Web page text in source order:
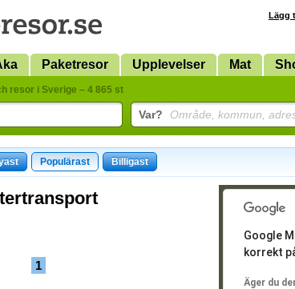
Lägg
Paketresor Upplevelser Mat
resor i Sverige – 4 865 st
Var? Område, kommun,
Populärast Billigast
1
Google
korrekt
Äger du